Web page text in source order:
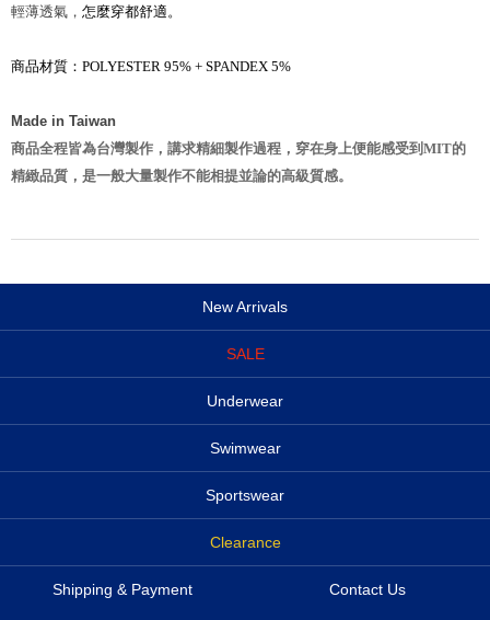
輕薄透氣， 怎麼穿都舒適。
商品材質：POLYESTER 95% + SPANDEX 5%
Made in Taiwan
商品全程皆為台灣製作，講求精細製作過程，穿在身上便能感受到MIT的
精緻品質，是一般大量製作不能相提並論的高級質感。
New Arrivals
SALE
Underwear
Swimwear
Sportswear
Clearance
Shipping & Payment Contact Us